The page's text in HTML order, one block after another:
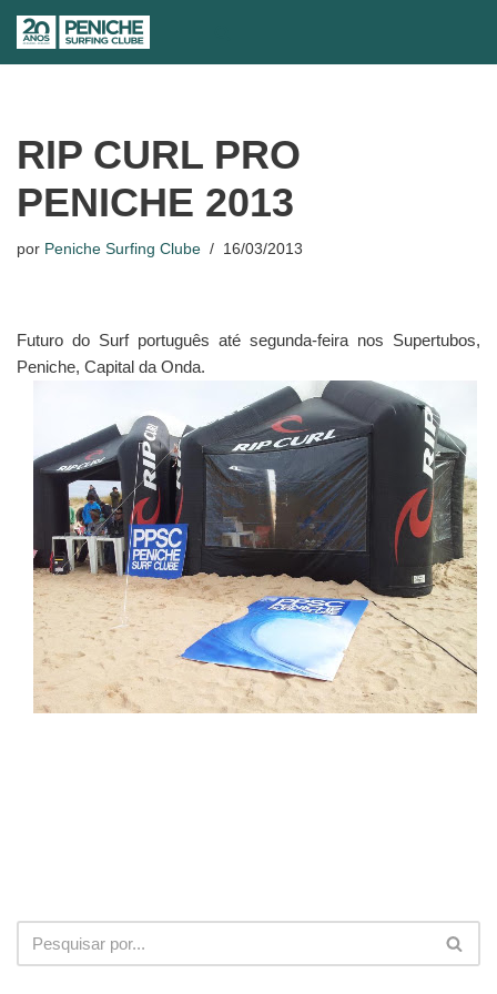
conteúdo
RIP CURL PRO
PENICHE 2013
por Peniche Surfing Clube 16/03/2013
Futuro do Surf português até segunda-feira nos Supertubos,
Peniche, Capital da Onda.